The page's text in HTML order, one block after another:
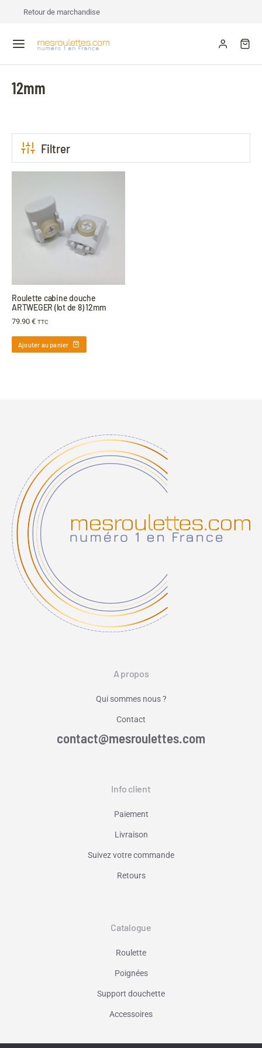
Retour de marchandise
12mm
Filtrer
Roulette cabine douche
ARTWEGER (lot de 8) 12mm
79.90 € TTC
Ajouter au panier
A propos
Qui sommes nous ?
Contact
contact@mesroulettes.com
Info client
Paiement
Livraison
Suivez votre commande
Retours
Catalogue
Roulette
Poignées
Support douchette
Accessoires